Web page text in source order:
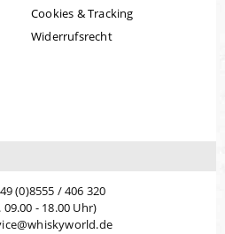
Cookies & Tracking
Widerrufsrecht
(0)8555 / 406 320
09.00 - 18.00 Uhr)